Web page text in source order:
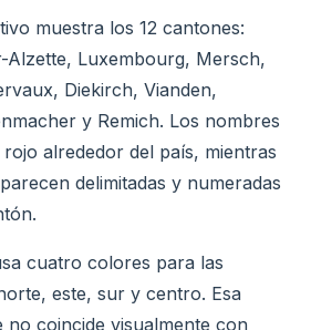
muestra los 12 cantones:
Alzette, Luxembourg, Mersch,
Diekirch, Vianden,
y Remich. Los nombres
alrededor del país, mientras
delimitadas y numeradas
cuatro colores para las
este, sur y centro. Esa
no coincide visualmente con